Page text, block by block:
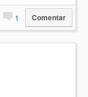
1 Comentar